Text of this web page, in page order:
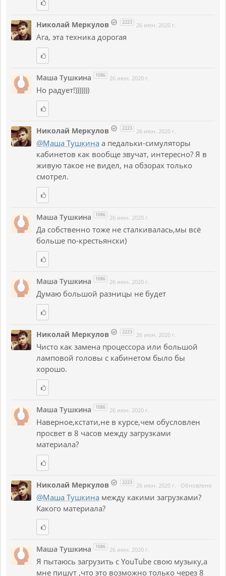
Николай Меркулов 2223 26 июн. 2020 г.
Ага, эта техника дорогая
Маша Тушкина 1086 26 июн. 2020 г.
Но радует!)))))))
Николай Меркулов 2223 26 июн. 2020 г.
@Маша Тушкина а педальки-симуляторы
кабинетов как вообще звучат, интересно? Я в
живую такое не видел, на обзорах только
смотрел.
Маша Тушкина 1086 26 июн. 2020 г.
Да собственно тоже не сталкивалась,мы всё
больше по-крестьянски)
Маша Тушкина 1086 26 июн. 2020 г.
Думаю большой разницы не будет
Николай Меркулов 2223 26 июн. 2020 г.
Чисто как замена процессора или большой
ламповой головы с кабинетом было бы
хорошо.
Маша Тушкина 1086 26 июн. 2020 г.
Наверное,кстати,не в курсе,чем обусловлен
просвет в 8 часов между загрузками
материала?
Николай Меркулов 2223 26 июн. 2020 г. · Обновлено
@Маша Тушкина между какими загрузками?
Какого материала?
Маша Тушкина 1086 26 июн. 2020 г.
Я пытаюсь загрузить с YouTube свою музыку,а
мне пишут ,что это возможно только через 8